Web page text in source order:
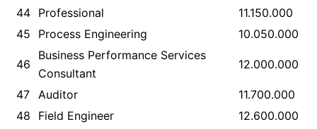
44 Professional
11.150.000
45
Process Engineering 10.050.000
46
Business Performance Services
Consultant
12.000.000
47 Auditor
11.700.000
48
Field Engineer
12.600.000